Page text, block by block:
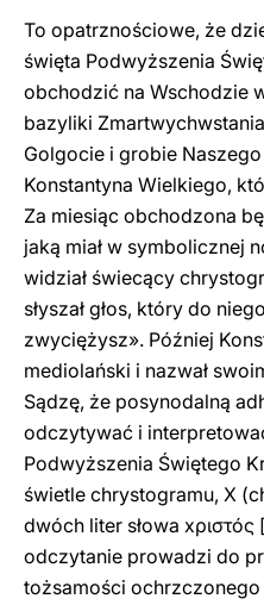
To opatrznościowe, że
święta Podwyższenia
obchodzić na Wschodzie
bazyliki
Golgocie i grobie
Konstantyna Wielkiego,
Za miesiąc obchodzona
jaką miał w symbolicznej
widział świecący
słyszał głos, który do
zwyciężysz». Później
mediolański i nazwał
Sądzę, że posynodalną
odczytywać i
Podwyższenia Świętego
świetle chrystogramu, X
dwóch liter słowa
odczytanie prowadzi do
tożsamości ochrzczonego